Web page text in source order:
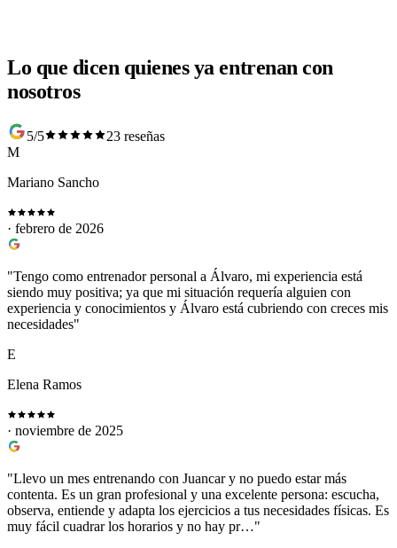
Lo que dicen quienes ya entrenan con
nosotros
5/5
23 reseñas
M
Mariano Sancho
· febrero de 2026
"Tengo como entrenador personal a Álvaro, mi experiencia está
siendo muy positiva; ya que mi situación requería alguien con
experiencia y conocimientos y Álvaro está cubriendo con creces mis
necesidades"
E
Elena Ramos
· noviembre de 2025
"Llevo un mes entrenando con Juancar y no puedo estar más
contenta. Es un gran profesional y una excelente persona: escucha,
observa, entiende y adapta los ejercicios a tus necesidades físicas. Es
muy fácil cuadrar los horarios y no hay pr…"